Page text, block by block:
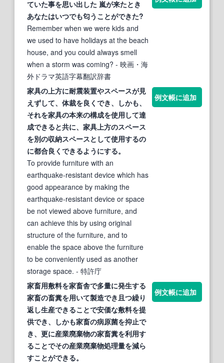
ていた事を思い出した 嵐が来たとき
あなたはいつでも匂うことができた?
Remember when we were kids and
we used to have holidays at the beach
house, and you could always smell
when a storm was coming? - 映画・海
外ドラマ英語字幕翻訳辞書
家具の上方に耐震装置やスペースが見
えずして、体裁を良く でき、しかも、
それを家具の本来の構成を使用して達
成できると共に、 家具上方のスペース
を別の収納スペースとして使用するの
に都合良く できるようにする。
To provide furniture with an
earthquake-resistant device which has
good appearance by making the
earthquake-resistant device or space
be not viewed above furniture, and
can achieve this by using original
structure of the furniture, and to
enable the space above the furniture
to be conveniently used as another
storage space. - 特許庁
例文帳に追加
家畜用敷料を家畜舎で多量に発生する
家畜の畜糞を用いて製造でき 且つ繰り
返し生産できることで安価な敷料を提
供でき、しかも家畜の病原菌を抑止で
き、更に産業廃棄物の家畜糞を利用す
ることでその産業廃棄物処理量を減ら
すことができる。
例文帳に追加